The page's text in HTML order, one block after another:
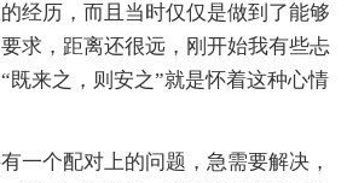
经历，而且当时仅仅是做到了能够
求，距离还很远，刚开始我有些忐
既来之，则安之”就是怀着这种心情
一个配对上的问题，急需要解决，